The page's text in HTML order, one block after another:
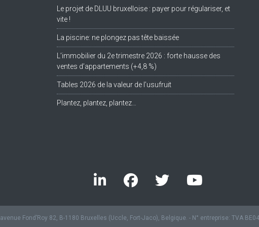
Le projet de DLUU bruxelloise : payer pour régulariser, et
vite !
La piscine: ne plongez pas tête baissée
L’immobilier du 2e trimestre 2026 : forte hausse des
ventes d’appartements (+4,8 %)
Tables 2026 de la valeur de l’usufruit
Plantez, plantez, plantez…
avenue Fond’Roy 82, B-1180 Bruxelles (Uccle, Fort-Jaco), Belgique. - N° entreprise: TVA